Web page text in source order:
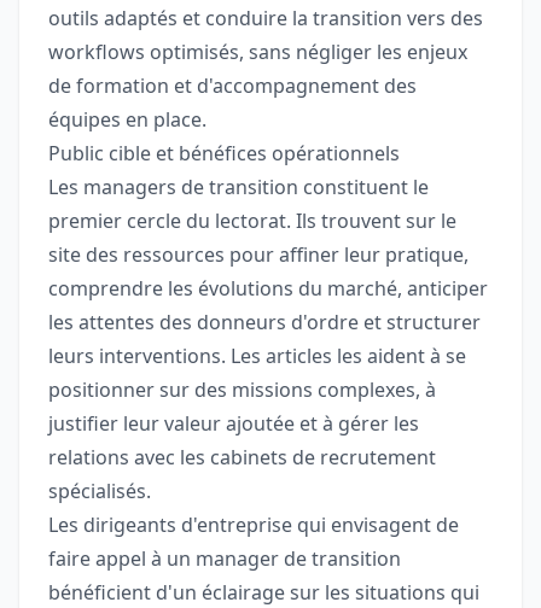
outils adaptés et conduire la transition vers des
workflows optimisés, sans négliger les enjeux
de formation et d'accompagnement des
équipes en place.
Public cible et bénéfices opérationnels
Les managers de transition constituent le
premier cercle du lectorat. Ils trouvent sur le
site des ressources pour affiner leur pratique,
comprendre les évolutions du marché, anticiper
les attentes des donneurs d'ordre et structurer
leurs interventions. Les articles les aident à se
positionner sur des missions complexes, à
justifier leur valeur ajoutée et à gérer les
relations avec les cabinets de recrutement
spécialisés.
Les dirigeants d'entreprise qui envisagent de
faire appel à un manager de transition
bénéficient d'un éclairage sur les situations qui